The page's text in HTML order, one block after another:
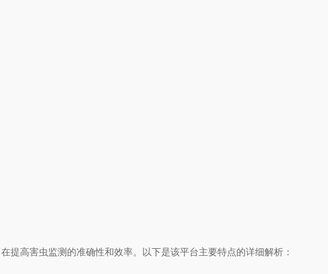
高害虫监测的准确性和效率。以下是该平台主要特点的详细解析：